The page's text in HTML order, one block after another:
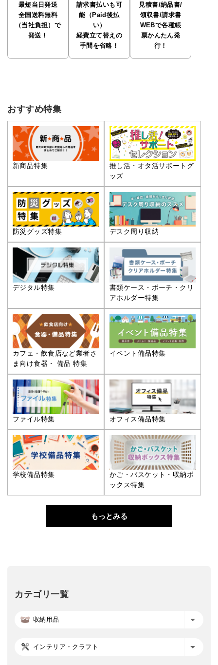
最短当日発送
全国送料無料
（当社負担）で
発送！
請求書払いも可
能（Paid後払
い）
経費立て替えの
手間を省略！
見積書/納品書/
領収書/請求書
WEBで各種帳
票かんたん発
行！
おすすめ特集
新商品特集
推し活・オタ活サポートグ
ッズ
防災グッズ特集 デスク周り収納
デジタル特集
書類ケース・ポーチ・クリ
アホルダー特集
カフェ・飲食店など業者さ
ま向け食器・ 備品 特集
イベント備品特集
ファイル特集 オフィス備品特集
学校備品特集
かご・バスケット・収納ボ
ックス特集
もっとみる
カテゴリ一覧
収納用品
インテリア・クラフト